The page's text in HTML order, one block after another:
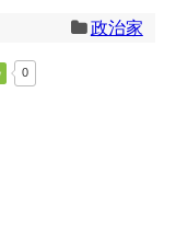
政治家
0